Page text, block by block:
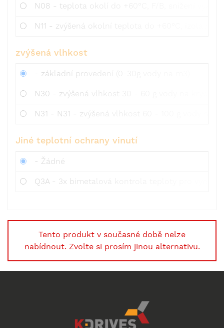
N08 - teplota okolí do +60°C, F/B, snížení
N11 - zvýšená okolní teplota do +60°C, izolace H
zvýšená vlhkost
- základní provedení (0-30g vody na m3)
N30 - zvýšená vlhkost 30 - 60 g vody na
N31 - N31 - zvýšená vlhkost 60 - 100 g vody na
Jiné teplotní ochrany vinutí
- Žádné
Q3A - 3x bimetalová kontrola teploty pro
Tento produkt v současné době nelze
nabídnout. Zvolte si prosím jinou alternativu.